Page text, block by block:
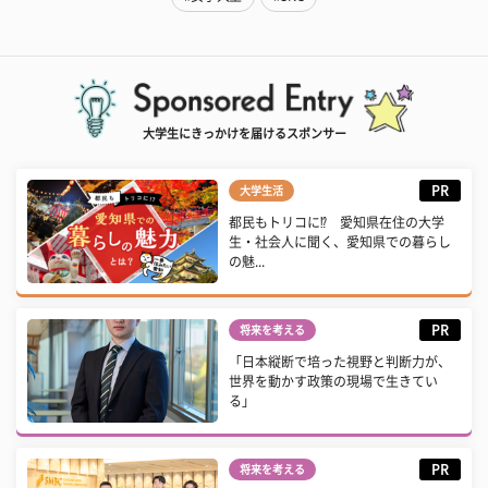
大学生にきっかけを届けるスポンサー
大学生活 PR
都民もトリコに⁉ 愛知県在住の大学
生・社会人に聞く、愛知県での暮らし
の魅...
将来を考える PR
「日本縦断で培った視野と判断力が、
世界を動かす政策の現場で生きてい
る」
将来を考える PR